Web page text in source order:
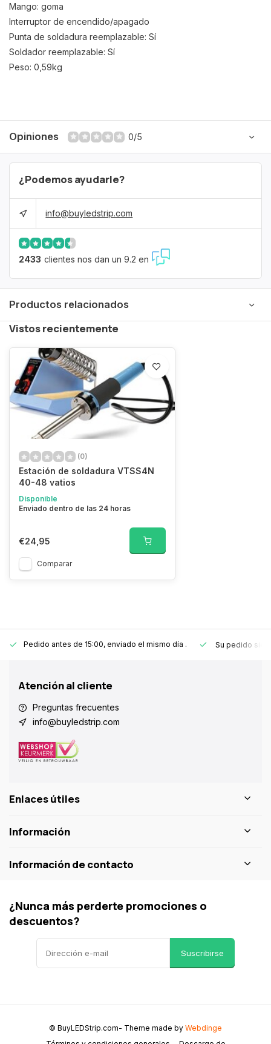
Mango: goma
Interruptor de encendido/apagado
Punta de soldadura reemplazable: Sí
Soldador reemplazable: Sí
Peso: 0,59kg
Opiniones 0/5
¿Podemos ayudarle?
info@buyledstrip.com
2433 clientes nos dan un 9.2 en
Productos relacionados
Vistos recientemente
(0)
Estación de soldadura VTSS4N
40-48 vatios
Disponible
Enviado dentro de las 24 horas
€24,95
Comparar
Pedido antes de 15:00, enviado el mismo día . Su pedido
Atención al cliente
Preguntas frecuentes
info@buyledstrip.com
Enlaces útiles
Información
Información de contacto
¿Nunca más perderte promociones o
descuentos?
Suscribirse
© BuyLEDStrip.com- Theme made by Webdinge